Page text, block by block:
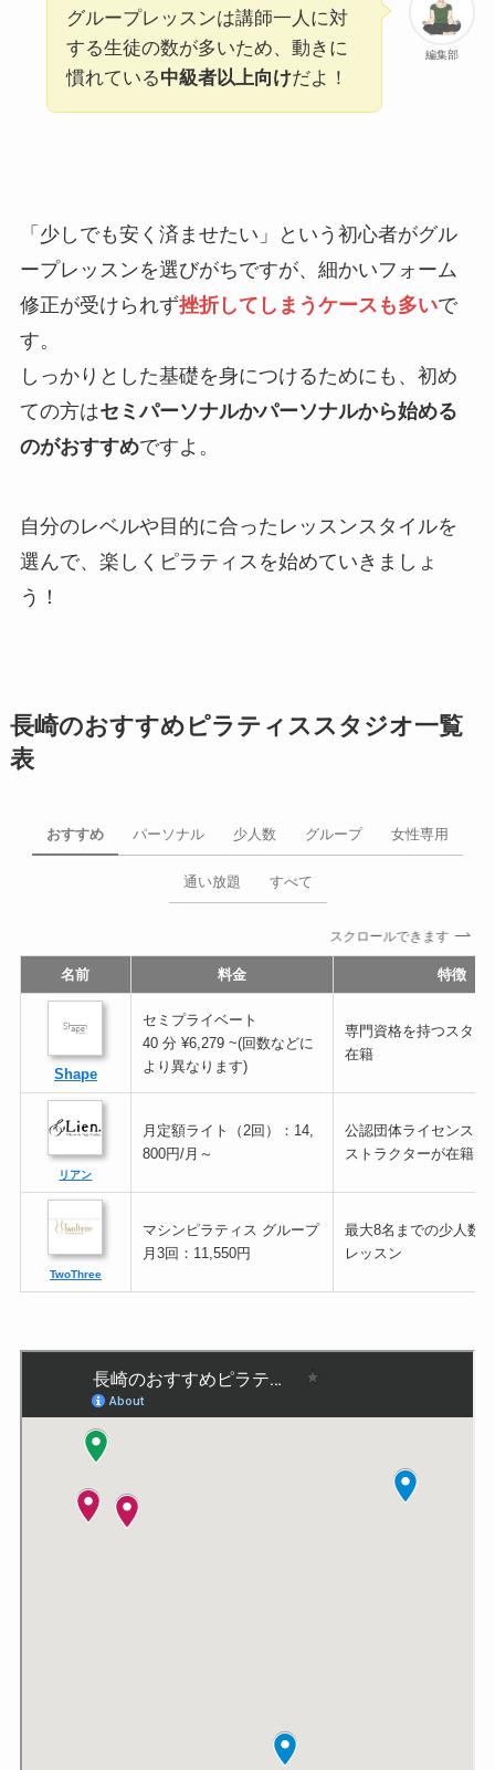
編集部
グループレッスンは講師一人に対
する生徒の数が多いため、動きに
慣れている中級者以上向けだよ！
「少しでも安く済ませたい」という初心者がグル
ープレッスンを選びがちですが、細かいフォーム
修正が受けられず挫折してしまうケースも多いで
す。
しっかりとした基礎を身につけるためにも、初め
ての方はセミパーソナルかパーソナルから始める
のがおすすめですよ。
自分のレベルや目的に合ったレッスンスタイルを
選んで、楽しくピラティスを始めていきましょ
う！
長崎のおすすめピラティススタジオ一覧
表
おすすめ パーソナル 少人数 グループ 女性専用
通い放題 すべて
スクロールできます
名前 料金 特徴
Shape
セミプライベート
40 分 ¥6,279 ~(回数などに
より異なります)
専門資格を持つスタッ
在籍
リアン
月定額ライト（2回）：14,
800円/月～
公認団体ライセンスを
ストラクターが在籍
TwoThree
マシンピラティス グループ
月3回：11,550円
最大8名までの少人数
レッスン